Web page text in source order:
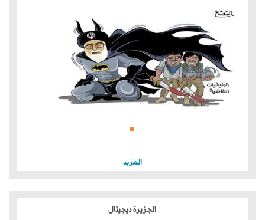
المزيد
الجزيرة ديجيتال